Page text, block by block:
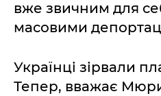
вже звичним для
масовими
Українці зірвали
Тепер, вважає